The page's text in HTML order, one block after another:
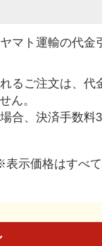
マト運輸の代金
るご注文は、代
ん。
合、決済手数料
表示価格はすべて